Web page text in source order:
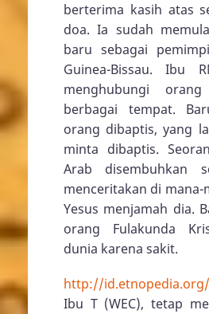
berterima kasih atas
doa. Ia sudah
baru sebagai
Guinea-Bissau. Ibu
menghubungi
berbagai tempat.
orang dibaptis, yang
minta dibaptis.
Arab disembuhkan
menceritakan di mana-
Yesus menjamah dia.
orang Fulakunda
dunia karena sakit.
http://
Ibu T (WEC), tetap